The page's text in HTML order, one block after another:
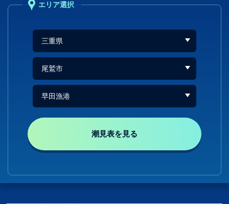
エリア選択
潮見表を見る